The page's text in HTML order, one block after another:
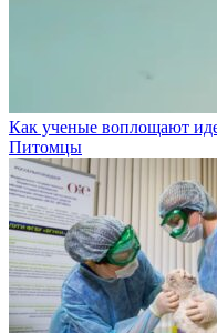
Как ученые воплощают
Питомцы